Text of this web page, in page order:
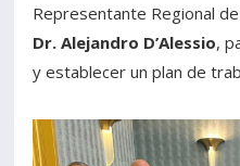
Representante Regional
Dr. Alejandro D’Alessio,
y establecer un plan de